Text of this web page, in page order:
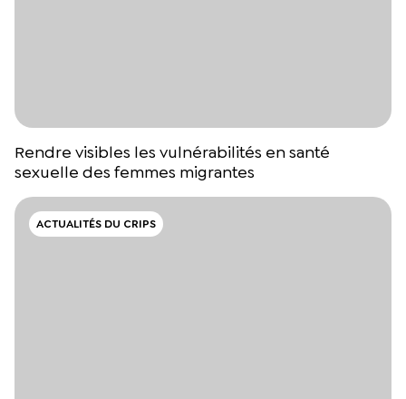
Rendre visibles les vulnérabilités en santé
sexuelle des femmes migrantes
ACTUALITÉS DU CRIPS